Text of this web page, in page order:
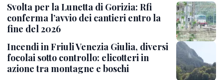
Svolta per la Lunetta di Gorizia: Rfi
conferma l’avvio dei cantieri entro la
fine del 2026
Incendi in Friuli Venezia Giulia, diversi
focolai sotto controllo: elicotteri in
azione tra montagne e boschi